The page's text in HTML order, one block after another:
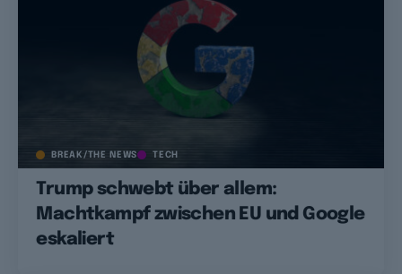
BREAK/THE NEWS TECH
Trump schwebt über allem:
Machtkampf zwischen EU und Google
eskaliert